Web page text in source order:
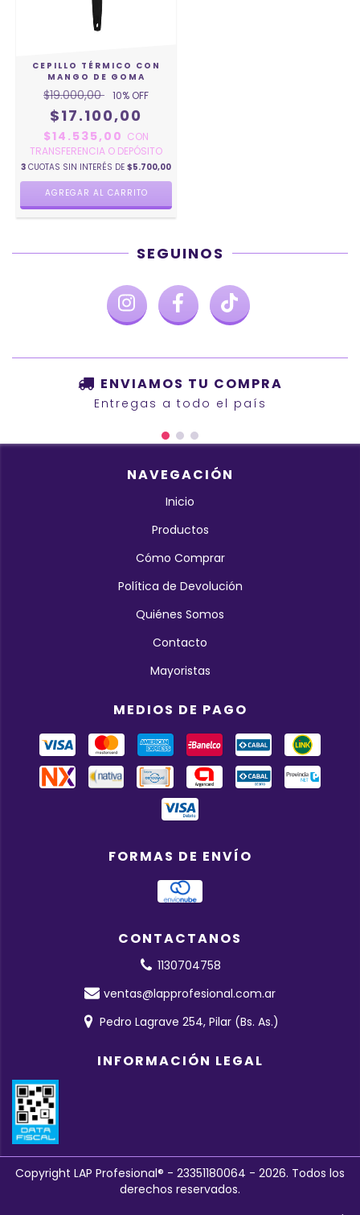
CEPILLO TÉRMICO CON
MANGO DE GOMA
$19.000,00 10% OFF
$17.100,00
$14.535,00 CON
TRANSFERENCIA O DEPÓSITO
3 CUOTAS SIN INTERÉS DE $5.700,00
AGREGAR AL CARRITO
SEGUINOS
ENVIAMOS TU COMPRA
Entregas a todo el país
NAVEGACIÓN
Inicio
Productos
Cómo Comprar
Política de Devolución
Quiénes Somos
Contacto
Mayoristas
MEDIOS DE PAGO
FORMAS DE ENVÍO
CONTACTANOS
1130704758
ventas@lapprofesional.com.ar
Pedro Lagrave 254, Pilar (Bs. As.)
INFORMACIÓN LEGAL
Copyright LAP Profesional® - 23351180064 - 2026. Todos los
derechos reservados.